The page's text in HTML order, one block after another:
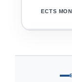
ECTS